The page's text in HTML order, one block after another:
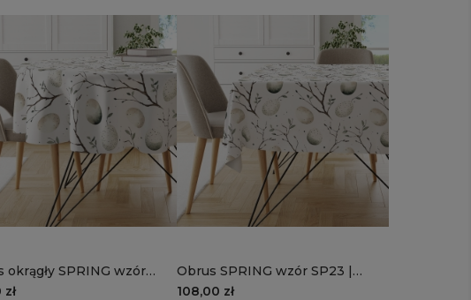
okrągły SPRING wzór
pisanki
Obrus SPRING wzór SP23 |
pisanki
108,00 zł